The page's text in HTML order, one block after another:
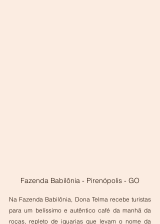
Fazenda Babilônia - Pirenópolis - GO
Na Fazenda Babilônia, Dona Telma recebe turistas
para um belíssimo e autêntico café da manhã da
roças, repleto de iguarias que levam o nome da